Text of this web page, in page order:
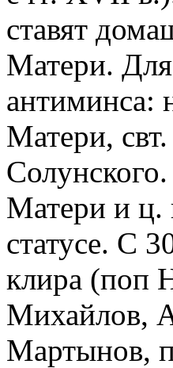
ставят
Матери.
антиминса:
Матери,
Матери и ц.
статусе. С
клира (поп
Михайлов,
Мартынов,